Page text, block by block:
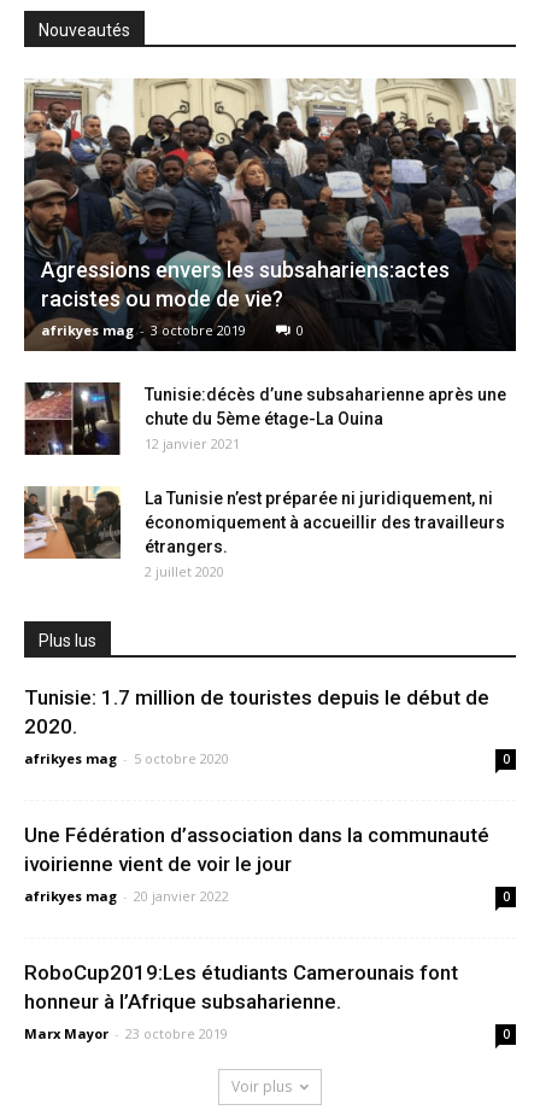
Nouveautés
Agressions envers les subsahariens:actes
racistes ou mode de vie?
afrikyes mag - 3 octobre 2019 0
Tunisie:décès d’une subsaharienne après une
chute du 5ème étage-La Ouina
12 janvier 2021
La Tunisie n’est préparée ni juridiquement, ni
économiquement à accueillir des travailleurs
étrangers.
2 juillet 2020
Plus lus
Tunisie: 1.7 million de touristes depuis le début de
2020.
afrikyes mag - 5 octobre 2020 0
Une Fédération d’association dans la communauté
ivoirienne vient de voir le jour
afrikyes mag - 20 janvier 2022 0
RoboCup2019:Les étudiants Camerounais font
honneur à l’Afrique subsaharienne.
Marx Mayor - 23 octobre 2019 0
Voir plus